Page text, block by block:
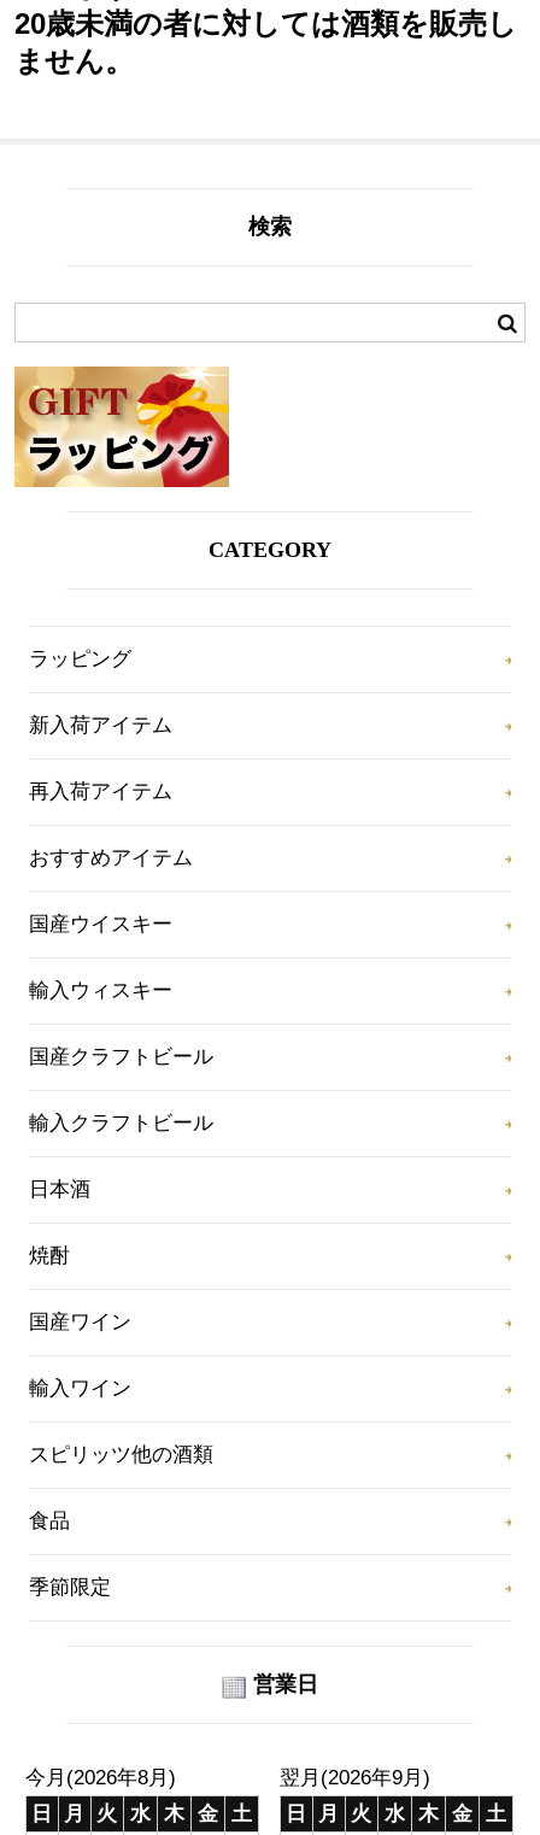
20歳未満の者に対しては酒類を販売し
ません。
検索
CATEGORY
ラッピング
新入荷アイテム
再入荷アイテム
おすすめアイテム
国産ウイスキー
輸入ウィスキー
国産クラフトビール
輸入クラフトビール
日本酒
焼酎
国産ワイン
輸入ワイン
スピリッツ他の酒類
食品
季節限定
営業日
今月(2026年8月)
日
月 火 水 木 金 土
翌月(2026年9月)
日
月 火 水 木 金
土